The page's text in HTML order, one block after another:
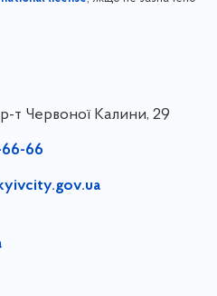
т Червоної Калини, 29
66